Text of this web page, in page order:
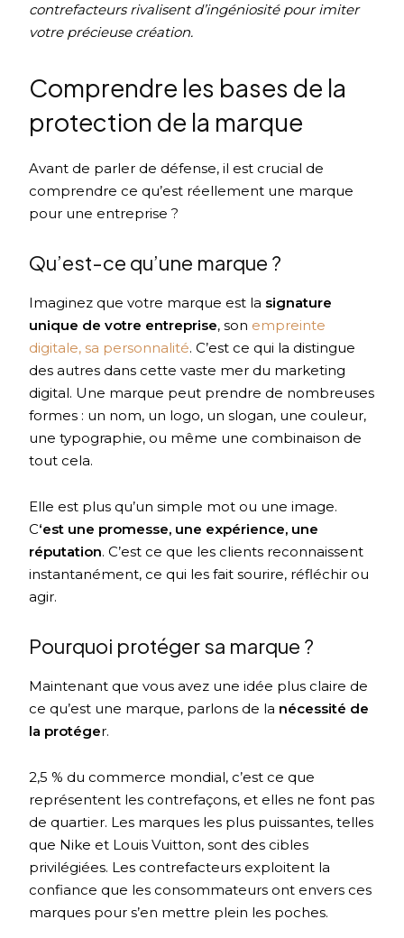
contrefacteurs rivalisent d’ingéniosité pour imiter
votre précieuse création.
Comprendre les bases de la
protection de la marque
Avant de parler de défense, il est crucial de
comprendre ce qu’est réellement une marque
pour une entreprise ?
Qu’est-ce qu’une marque ?
Imaginez que votre marque est la signature
unique de votre entreprise, son empreinte
digitale, sa personnalité. C’est ce qui la distingue
des autres dans cette vaste mer du marketing
digital. Une marque peut prendre de nombreuses
formes : un nom, un logo, un slogan, une couleur,
une typographie, ou même une combinaison de
tout cela.
Elle est plus qu’un simple mot ou une image.
C‘est une promesse, une expérience, une
réputation. C’est ce que les clients reconnaissent
instantanément, ce qui les fait sourire, réfléchir ou
agir.
Pourquoi protéger sa marque ?
Maintenant que vous avez une idée plus claire de
ce qu’est une marque, parlons de la nécessité de
la protéger.
2,5 % du commerce mondial, c’est ce que
représentent les contrefaçons, et elles ne font pas
de quartier. Les marques les plus puissantes, telles
que Nike et Louis Vuitton, sont des cibles
privilégiées. Les contrefacteurs exploitent la
confiance que les consommateurs ont envers ces
marques pour s’en mettre plein les poches.